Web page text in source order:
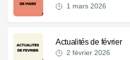
1 mars 2026
Actualités de février
2 février 2026